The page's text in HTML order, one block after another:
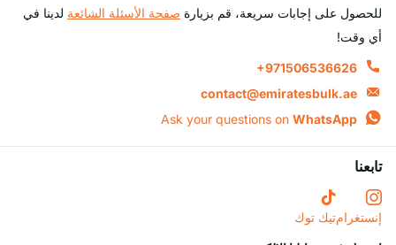
للحصول على إجابات سريعة، قم بزيارة صفحة الأسئلة الشائعة لدينا في
أي وقت!
+971506536626
contact@emiratesbulk.ae
Ask your questions on WhatsApp
تابعنا
إنستغرامتيك توك